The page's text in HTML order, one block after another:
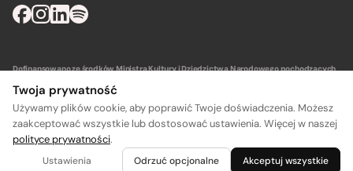
Dofinansowano ze środków Ministra Kultury i Dziedzictwa Narodowego pochodzących
Wydawca: SIW Znak w Krakowie
Twoja prywatność
Używamy plików cookie, aby poprawić Twoje doświadczenia. Możesz
zaakceptować wszystkie lub dostosować ustawienia. Więcej w naszej
polityce prywatności.
Ustawienia Odrzuć opcjonalne Akceptuj wszystkie